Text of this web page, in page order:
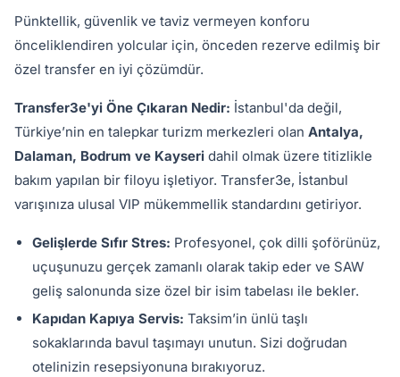
Pünktellik, güvenlik ve taviz vermeyen konforu
önceliklendiren yolcular için, önceden rezerve edilmiş bir
özel transfer en iyi çözümdür.
Transfer3e'yi Öne Çıkaran Nedir: İstanbul'da değil,
Türkiye’nin en talepkar turizm merkezleri olan Antalya,
Dalaman, Bodrum ve Kayseri dahil olmak üzere titizlikle
bakım yapılan bir filoyu işletiyor. Transfer3e, İstanbul
varışınıza ulusal VIP mükemmellik standardını getiriyor.
Gelişlerde Sıfır Stres: Profesyonel, çok dilli şoförünüz,
uçuşunuzu gerçek zamanlı olarak takip eder ve SAW
geliş salonunda size özel bir isim tabelası ile bekler.
Kapıdan Kapıya Servis: Taksim’in ünlü taşlı
sokaklarında bavul taşımayı unutun. Sizi doğrudan
otelinizin resepsiyonuna bırakıyoruz.